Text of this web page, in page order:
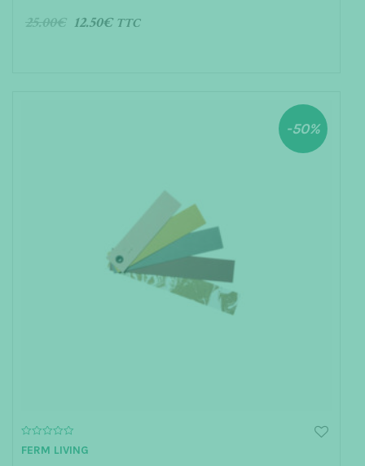
25.00€ 12.50€ TTC
-50%
0
o
FERM LIVING